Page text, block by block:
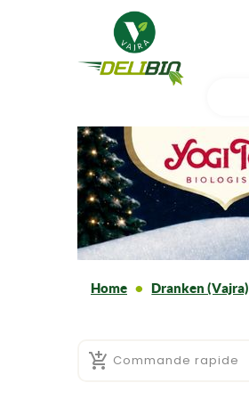
Home Dranken (Vajra)
 Commande rapide